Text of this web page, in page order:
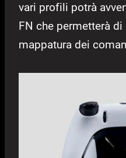
vari profili potrà
FN che permetterà
mappatura dei